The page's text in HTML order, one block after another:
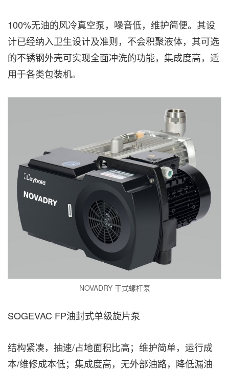
100%无油的风冷真空泵，噪音低，维护简便。其设
计已经纳入卫生设计及准则，不会积聚液体，其可选
的不锈钢外壳可实现全面冲洗的功能，集成度高，适
用于各类包装机。
NOVADRY 干式螺杆泵
SOGEVAC FP油封式单级旋片泵
结构紧凑，抽速/占地面积比高；维护简单，运行成
本/维修成本低；集成度高，无外部油路，降低漏油